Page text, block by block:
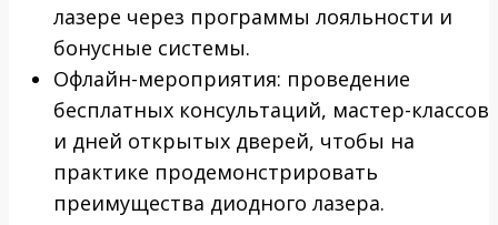
лазере через программы лояльности и
бонусные системы.
Офлайн-мероприятия: проведение
бесплатных консультаций, мастер-классов
и дней открытых дверей, чтобы на
практике продемонстрировать
преимущества диодного лазера.